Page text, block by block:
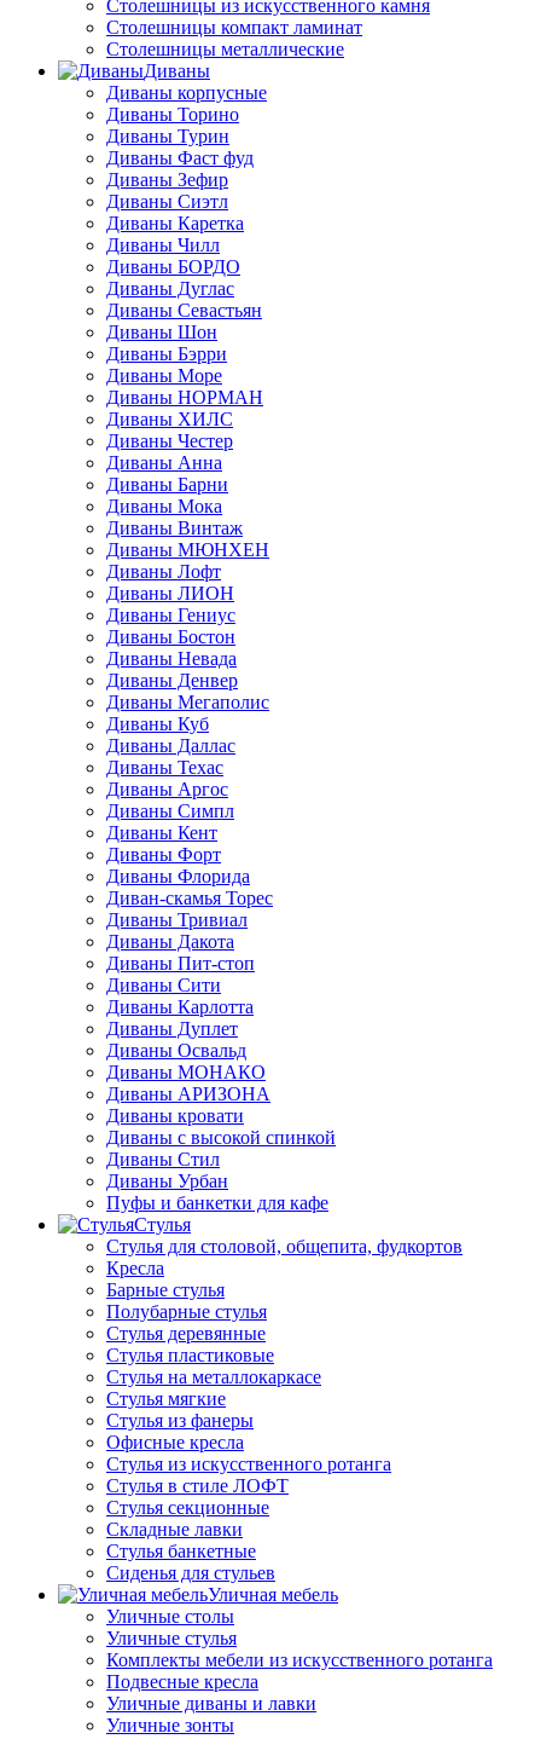
Столешницы из искусственного камня
Столешницы компакт ламинат
Столешницы металлические
Диваны
Диваны корпусные
Диваны Торино
Диваны Турин
Диваны Фаст фуд
Диваны Зефир
Диваны Сиэтл
Диваны Каретка
Диваны Чилл
Диваны БОРДО
Диваны Дуглас
Диваны Севастьян
Диваны Шон
Диваны Бэрри
Диваны Море
Диваны НОРМАН
Диваны ХИЛС
Диваны Честер
Диваны Анна
Диваны Барни
Диваны Мока
Диваны Винтаж
Диваны МЮНХЕН
Диваны Лофт
Диваны ЛИОН
Диваны Гениус
Диваны Бостон
Диваны Невада
Диваны Денвер
Диваны Мегаполис
Диваны Куб
Диваны Даллас
Диваны Техас
Диваны Аргос
Диваны Симпл
Диваны Кент
Диваны Форт
Диваны Флорида
Диван-скамья Торес
Диваны Тривиал
Диваны Дакота
Диваны Пит-стоп
Диваны Сити
Диваны Карлотта
Диваны Дуплет
Диваны Освальд
Диваны МОНАКО
Диваны АРИЗОНА
Диваны кровати
Диваны с высокой спинкой
Диваны Стил
Диваны Урбан
Пуфы и банкетки для кафе
Стулья
Стулья для столовой, общепита, фудкортов
Кресла
Барные стулья
Полубарные стулья
Стулья деревянные
Стулья пластиковые
Стулья на металлокаркасе
Стулья мягкие
Стулья из фанеры
Офисные кресла
Стулья из искусственного ротанга
Стулья в стиле ЛОФТ
Стулья секционные
Складные лавки
Стулья банкетные
Сиденья для стульев
Уличная мебель
Уличные столы
Уличные стулья
Комплекты мебели из искусственного ротанга
Подвесные кресла
Уличные диваны и лавки
Уличные зонты